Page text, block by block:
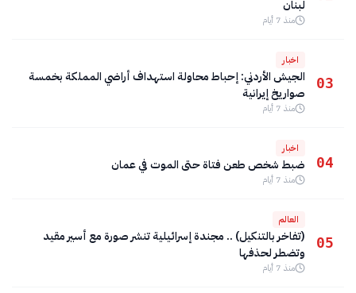
لبنان
منذ 7 أيام
03
اخبار
الجيش الأردني: إحباط محاولة استهداف أراضي المملكة بخمسة
صواريخ إيرانية
منذ 7 أيام
04
اخبار
ضبط شخص طعن فتاة حتى الموت في عمان
منذ 7 أيام
05
العالم
(تفاخر بالتنكيل) .. مجندة إسرائيلية تنشر صورة مع أسير مقيد
وتضطر لحذفها
منذ 7 أيام